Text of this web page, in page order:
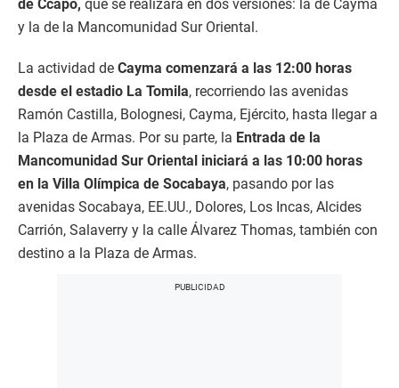
de Ccapo, que se realizará en dos versiones: la de Cayma
y la de la Mancomunidad Sur Oriental.
La actividad de Cayma comenzará a las 12:00 horas
desde el estadio La Tomila, recorriendo las avenidas
Ramón Castilla, Bolognesi, Cayma, Ejército, hasta llegar a
la Plaza de Armas. Por su parte, la Entrada de la
Mancomunidad Sur Oriental iniciará a las 10:00 horas
en la Villa Olímpica de Socabaya, pasando por las
avenidas Socabaya, EE.UU., Dolores, Los Incas, Alcides
Carrión, Salaverry y la calle Álvarez Thomas, también con
destino a la Plaza de Armas.